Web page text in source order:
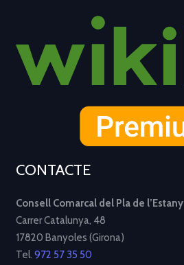
CONTACTE
Consell Comarcal del Pla de l’Estany
Carrer Catalunya, 48
17820 Banyoles (Girona)
Tel. 972 57 35 50